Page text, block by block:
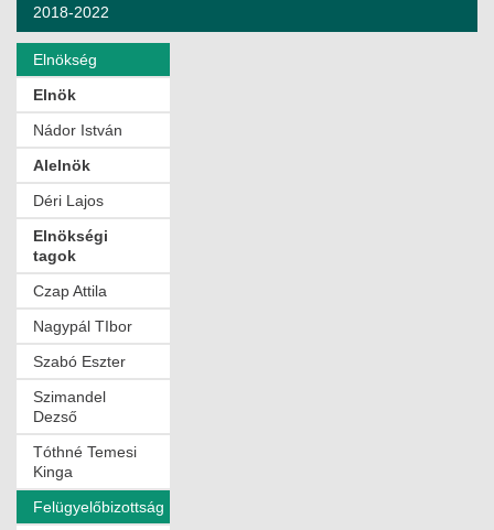
KITÜNTETETT MÉRNÖKÖK
KORÁBBI TISZTSÉGVISELŐK
MÉRNÖK ELŐDÖK
MŰKÖDÉS
JOGOSULTSÁGOK
SZABÁLYZATOK
MŰKÖDÉSI DOKUMENTUMOK
KÖZÉRDEKŰ ADATOK
NYOMTATVÁNYOK
2018-2022
Elnökség
Elnök
Nádor István
Alelnök
Déri Lajos
Elnökségi
tagok
Czap Attila
Nagypál TIbor
Szabó Eszter
Szimandel
Dezső
Tóthné Temesi
Kinga
Felügyelőbizottság